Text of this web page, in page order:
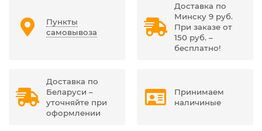
Пункты
самовывоза
Доставка по
Минску 9 руб.
При заказе от
150 руб. –
бесплатно!
Доставка по
Беларуси –
уточняйте при
оформлении
Принимаем
наличиные